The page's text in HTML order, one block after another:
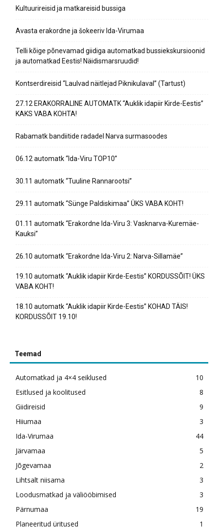
Kultuurireisid ja matkareisid bussiga
Avasta erakordne ja šokeeriv Ida-Virumaa
Telli kõige põnevamad giidiga automatkad bussiekskursioonid
ja automatkad Eestis! Näidismarsruudid!
Kontserdireisid “Laulvad näitlejad Piknikulaval” (Tartust)
27.12 ERAKORRALINE AUTOMATK “Auklik idapiir Kirde-Eestis”
KAKS VABA KOHTA!
Rabamatk bandiitide radadel Narva surmasoodes
06.12 automatk “Ida-Viru TOP10”
30.11 automatk “Tuuline Rannarootsi”
29.11 automatk “Sünge Paldiskimaa” ÜKS VABA KOHT!
01.11 automatk “Erakordne Ida-Viru 3: Vasknarva-Kuremäe-
Kauksi”
26.10 automatk “Erakordne Ida-Viru 2: Narva-Sillamäe”
19.10 automatk “Auklik idapiir Kirde-Eestis” KORDUSSÕIT! ÜKS
VABA KOHT!
18.10 automatk “Auklik idapiir Kirde-Eestis” KOHAD TÄIS!
KORDUSSÕIT 19.10!
Teemad
Automatkad ja 4×4 seiklused
10
Esitlused ja koolitused
8
Giidireisid
9
Hiiumaa
3
Ida-Virumaa
44
Järvamaa
5
Jõgevamaa
2
Lihtsalt niisama
3
Loodusmatkad ja väliööbimised
3
Pärnumaa
19
Planeeritud üritused
1